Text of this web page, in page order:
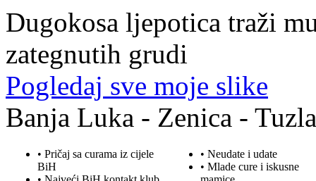
Dugokosa ljepotica traži
zategnutih grudi
Pogledaj sve moje slike
Banja Luka - Zenica -
• Pričaj sa curama iz cijele
BiH
• Neudate i udate
• Mlade cure i iskusne